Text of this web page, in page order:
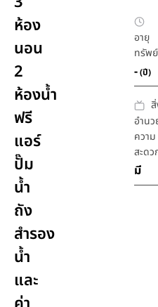
ห้อง
นอน
2
ห้องน้ำ
ฟรี
แอร์
ปั๊ม
น้ำ
ถัง
สำรอง
น้ำ
และ
อายุ
ทรัพย์
-(ปี)
อำนว
ความ
สะดว
มี